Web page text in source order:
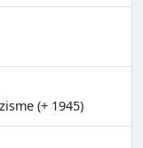
(+ 1945)